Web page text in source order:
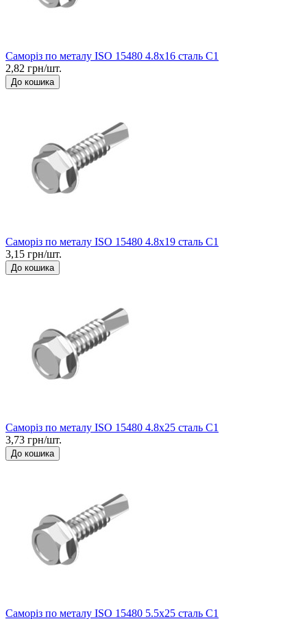
Саморіз по металу ISO 15480 4.8x16 сталь C1
2,82 грн/шт.
До кошика
Саморіз по металу ISO 15480 4.8x19 сталь C1
3,15 грн/шт.
До кошика
Саморіз по металу ISO 15480 4.8x25 сталь C1
3,73 грн/шт.
До кошика
Саморіз по металу ISO 15480 5.5x25 сталь C1